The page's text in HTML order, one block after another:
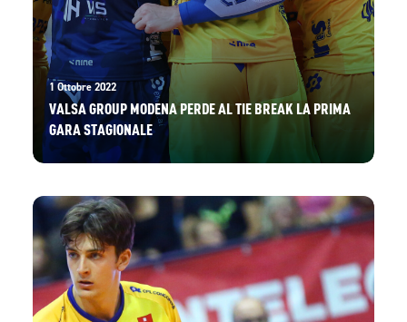
1 Ottobre 2022
VALSA GROUP MODENA PERDE AL TIE BREAK LA PRIMA
GARA STAGIONALE